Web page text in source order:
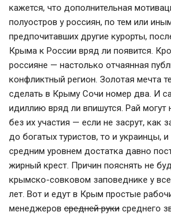
кажется, что дополнительная
полуостров у россиян, по тем или
предпочитавших другие курорты,
Крыма к России вряд ли появится.
россияне — настолько отчаянная
конфликтный регион. Золотая мечта
сделать в Крыму Сочи номер два. И
идиллию вряд ли впишутся. Рай могут
без их участия — если не засрут, как
до богатых туристов, то и украинцы,
средним уровнем достатка давно
жирный крест. Причин пояснять не
крымско-совковом заповеднике у
лет. Вот и едут в Крым простые
менеджеров средней руки среднего